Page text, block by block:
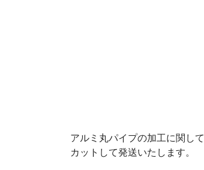
アルミ丸パイプの加工に関して
カットして発送いたします。